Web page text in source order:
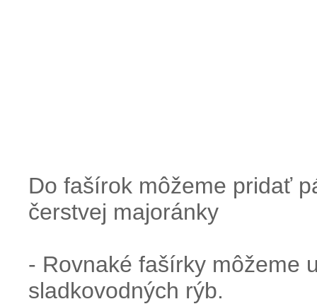
Do fašírok môžeme pridať
čerstvej majoránky
- Rovnaké fašírky môžeme
sladkovodných rýb.